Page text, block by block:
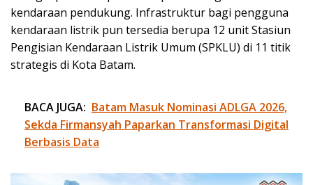
kendaraan pendukung. Infrastruktur bagi pengguna
kendaraan listrik pun tersedia berupa 12 unit Stasiun
Pengisian Kendaraan Listrik Umum (SPKLU) di 11 titik
strategis di Kota Batam.
BACA JUGA: Batam Masuk Nominasi ADLGA 2026,
Sekda Firmansyah Paparkan Transformasi Digital
Berbasis Data